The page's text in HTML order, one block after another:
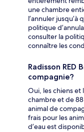
une chambre
l’annuler jusqu’à
politique
consulter la
connaître les
Radisson
compagnie?
Oui, les chiens et
chambre et de
animal de
frais pour les
d’eau est